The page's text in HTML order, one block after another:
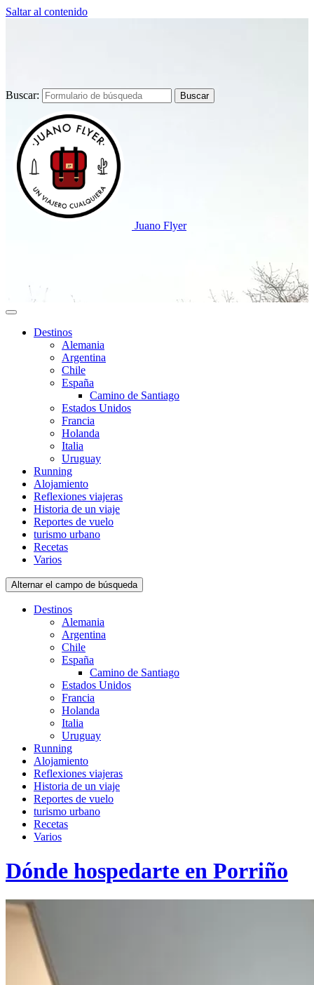
Saltar al contenido
Buscar:
Juano Flyer
Destinos
Alemania
Argentina
Chile
España
Camino de Santiago
Estados Unidos
Francia
Holanda
Italia
Uruguay
Running
Alojamiento
Reflexiones viajeras
Historia de un viaje
Reportes de vuelo
turismo urbano
Recetas
Varios
Alternar el campo de búsqueda
Destinos
Alemania
Argentina
Chile
España
Camino de Santiago
Estados Unidos
Francia
Holanda
Italia
Uruguay
Running
Alojamiento
Reflexiones viajeras
Historia de un viaje
Reportes de vuelo
turismo urbano
Recetas
Varios
Dónde hospedarte en Porriño